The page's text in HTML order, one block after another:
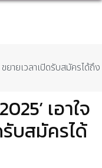
ยายเวลาเปิดรับสมัครได้ถึง
เอาใจ
รับสมัครได้